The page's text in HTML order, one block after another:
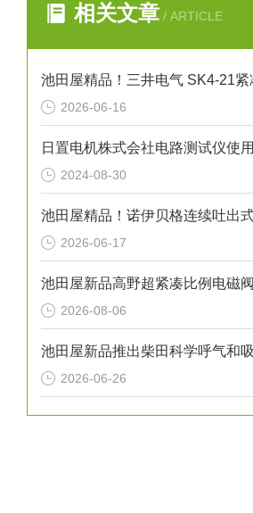
相关文章 / ARTICLE
2026-06-16
日置电机株式会社电路测试仪使用
2024-08-30
2026-06-17
2026-08-06
2026-06-26